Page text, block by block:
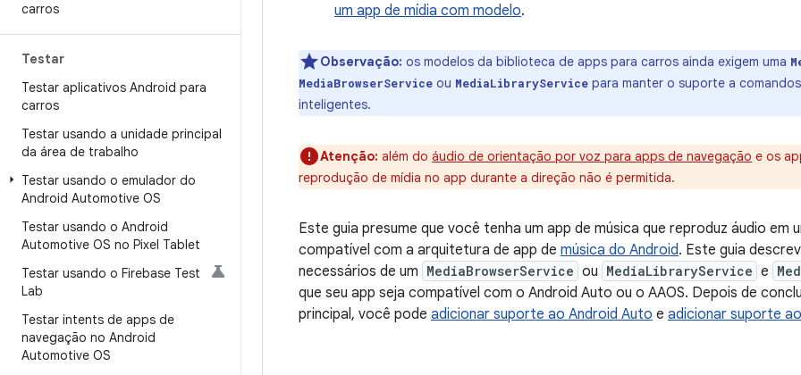
carros
Testar
Testar aplicativos Android para
carros
Testar usando a unidade principal
da área de trabalho
Testar usando o emulador do
Android Automotive OS
Testar usando o Android
Automotive OS no Pixel Tablet
Testar usando o Firebase Test
Lab
Testar intents de apps de
navegação no Android
Automotive OS
um app de mídia com modelo.
Observação: os modelos da biblioteca de apps para carros ainda exigem uma
MediaBrowserService ou MediaLibraryService para manter o suporte a
inteligentes.
Atenção: além do áudio de orientação por voz para apps de navegação e os
reprodução de mídia no app durante a direção não é permitida.
Este guia presume que você tenha um app de música que reproduz áudio em
compatível com a arquitetura de app de música do Android. Este guia
necessários de um MediaBrowserService ou MediaLibraryService e
que seu app seja compatível com o Android Auto ou o AAOS. Depois de
principal, você pode adicionar suporte ao Android Auto e adicionar suporte